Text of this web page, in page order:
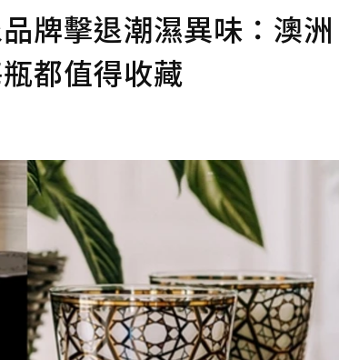
牌擊退潮濕異味：澳洲
都值得收藏